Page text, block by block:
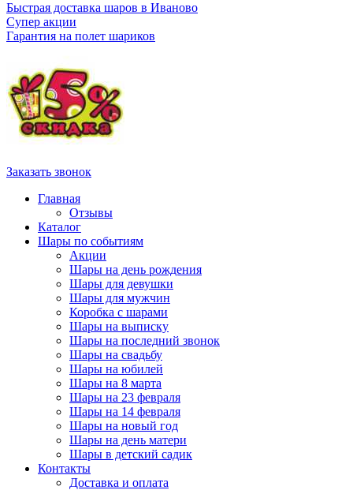
Быстрая доставка шаров в Иваново
Супер акции
Гарантия на полет шариков
Заказать звонок
Главная
Отзывы
Каталог
Шары по событиям
Акции
Шары на день рождения
Шары для девушки
Шары для мужчин
Коробка с шарами
Шары на выписку
Шары на последний звонок
Шары на свадьбу
Шары на юбилей
Шары на 8 марта
Шары на 23 февраля
Шары на 14 февраля
Шары на новый год
Шары на день матери
Шары в детский садик
Контакты
Доставка и оплата